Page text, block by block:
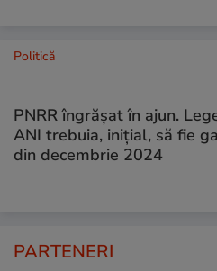
Politică
PNRR îngrășat în ajun.
ANI trebuia, inițial, să fie
din decembrie 2024
PARTENERI